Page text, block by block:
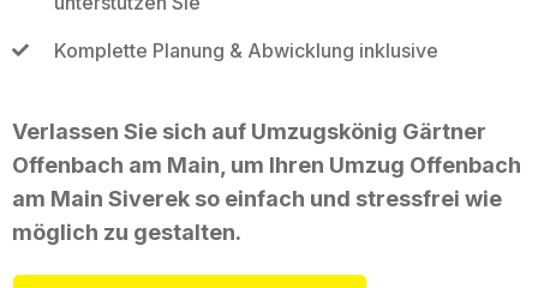
Komplette Planung & Abwicklung inklusive
Verlassen Sie sich auf Umzugskönig Gärtner
Offenbach am Main, um Ihren Umzug Offenbach
am Main Siverek so einfach und stressfrei wie
möglich zu gestalten.